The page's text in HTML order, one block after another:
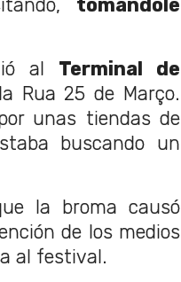
tomándole
al Terminal de
Rua 25 de Março.
unas tiendas de
buscando un
la broma causó
de los medios
al festival.